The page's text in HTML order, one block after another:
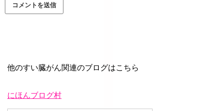
他のすい臓がん関連のブログはこちら
にほんブログ村